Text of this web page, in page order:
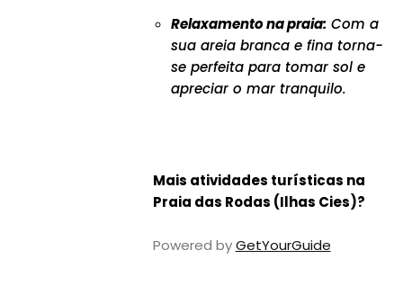
Relaxamento na praia: Com a
sua areia branca e fina torna-
se perfeita para tomar sol e
apreciar o mar tranquilo.
Mais atividades turísticas na
Praia das Rodas (Ilhas Cies)?
Powered byGetYourGuide